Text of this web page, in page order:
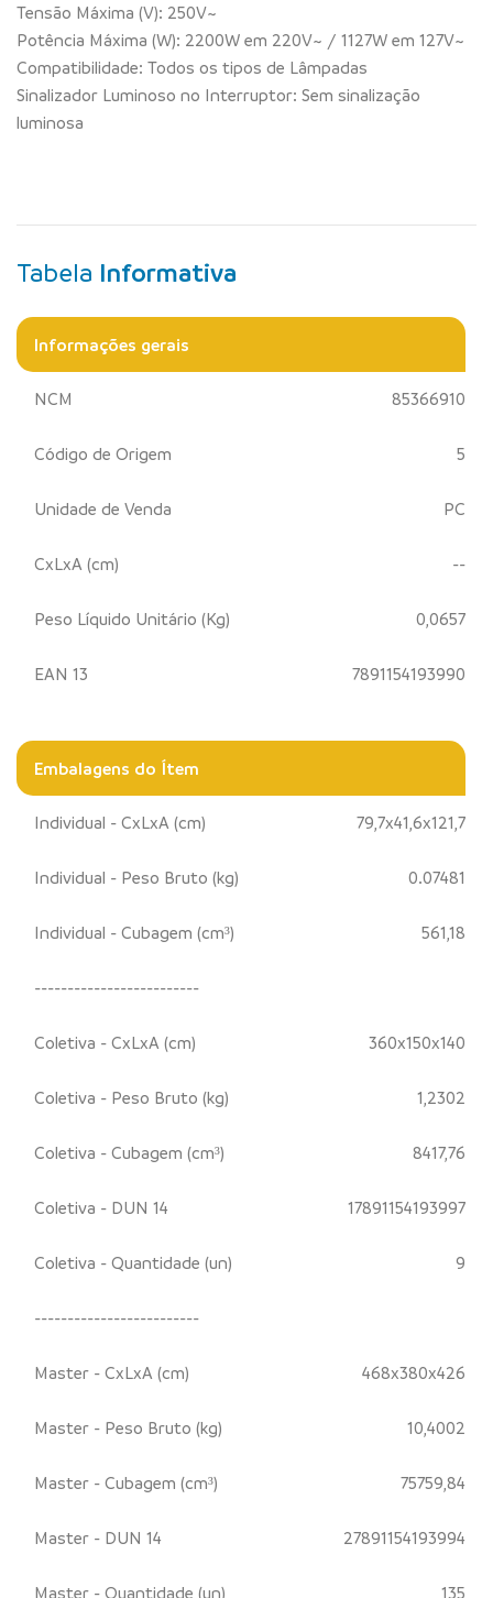
Tensão Máxima (V): 250V~
Potência Máxima (W): 2200W em 220V~ / 1127W em 127V~
Compatibilidade: Todos os tipos de Lâmpadas
Sinalizador Luminoso no Interruptor: Sem sinalização
luminosa
Tabela Informativa
Informações gerais
NCM 85366910
Código de Origem 5
Unidade de Venda PC
CxLxA (cm) --
Peso Líquido Unitário (Kg) 0,0657
EAN 13 7891154193990
Embalagens do Ítem
Individual - CxLxA (cm) 79,7x41,6x121,7
Individual - Peso Bruto (kg) 0.07481
Individual - Cubagem (cm³) 561,18
-------------------------
Coletiva - CxLxA (cm) 360x150x140
Coletiva - Peso Bruto (kg) 1,2302
Coletiva - Cubagem (cm³) 8417,76
Coletiva - DUN 14 17891154193997
Coletiva - Quantidade (un) 9
-------------------------
Master - CxLxA (cm) 468x380x426
Master - Peso Bruto (kg) 10,4002
Master - Cubagem (cm³) 75759,84
Master - DUN 14 27891154193994
Master - Quantidade (un) 135